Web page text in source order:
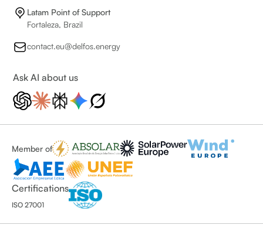
Latam Point of Support
Fortaleza, Brazil
contact.eu@delfos.energy
Ask AI about us
Member of
Certifications
ISO 27001